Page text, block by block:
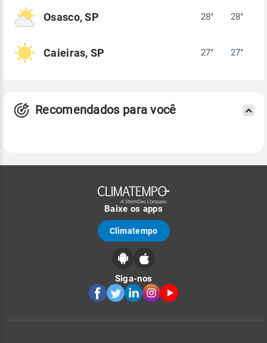
Osasco, SP 28° 28°
Caieiras, SP 27° 27°
Recomendados para você
Baixe os apps
Climatempo
Siga-nos